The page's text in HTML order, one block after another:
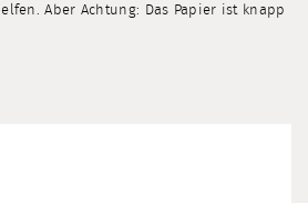
Aber Achtung: Das Papier ist knapp